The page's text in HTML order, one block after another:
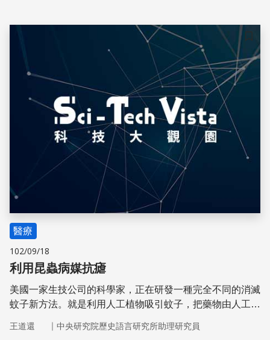
儲存
醫療
102/09/18
利用昆蟲病媒抗瘧
美國一家生技公司的科學家，正在研發一種完全不同的消滅
蚊子新方法。就是利用人工植物吸引蚊子，把藥物由人工植
王道還 ｜ 中央研究院歷史語言研究所助理研究員